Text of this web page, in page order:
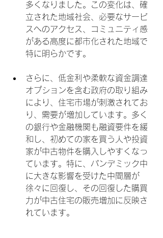
多くなりました。この変化は、確
立された地域社会、必要なサービ
スへのアクセス、コミュニティ感
がある高度に都市化された地域で
特に明らかです。
さらに、低金利や柔軟な資金調達
オプションを含む政府の取り組み
により、住宅市場が刺激されてお
り、需要が増加しています。多く
の銀行や金融機関も融資要件を緩
和し、初めての家を買う人や投資
家が中古物件を購入しやすくなっ
ています。特に、パンデミック中
に大きな影響を受けた中間層が
徐々に回復し、その回復した購買
力が中古住宅の販売増加に反映さ
れています。